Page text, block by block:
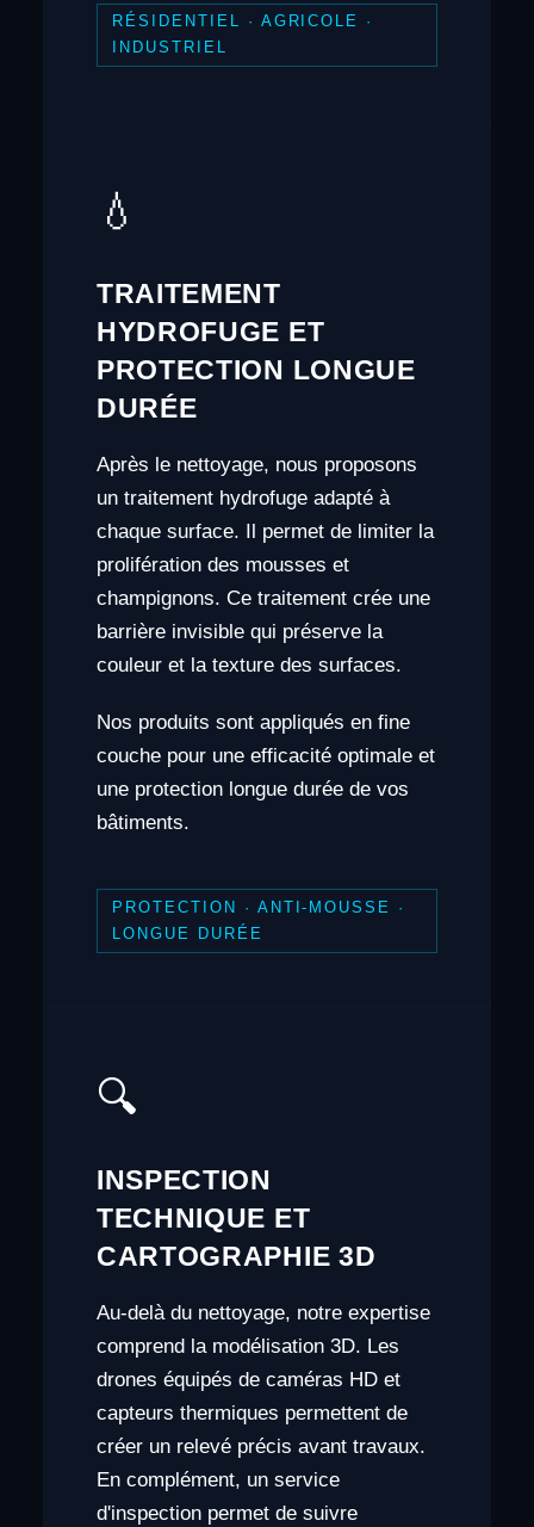
RÉSIDENTIEL · AGRICOLE ·
INDUSTRIEL
💧
TRAITEMENT
HYDROFUGE ET
PROTECTION LONGUE
DURÉE
Après le nettoyage, nous proposons
un traitement hydrofuge adapté à
chaque surface. Il permet de limiter la
prolifération des mousses et
champignons. Ce traitement crée une
barrière invisible qui préserve la
couleur et la texture des surfaces.
Nos produits sont appliqués en fine
couche pour une efficacité optimale et
une protection longue durée de vos
bâtiments.
PROTECTION · ANTI-MOUSSE ·
LONGUE DURÉE
🔍
INSPECTION
TECHNIQUE ET
CARTOGRAPHIE 3D
Au-delà du nettoyage, notre expertise
comprend la modélisation 3D. Les
drones équipés de caméras HD et
capteurs thermiques permettent de
créer un relevé précis avant travaux.
En complément, un service
d'inspection permet de suivre